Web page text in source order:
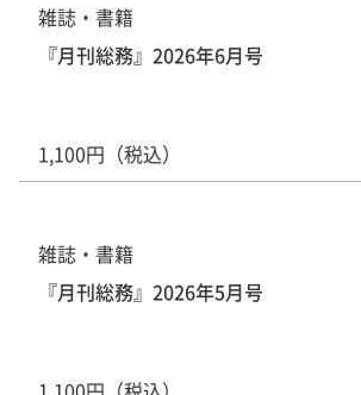
雑誌・書籍
『月刊総務』2026年6月号
1,100円（税込）
雑誌・書籍
『月刊総務』2026年5月号